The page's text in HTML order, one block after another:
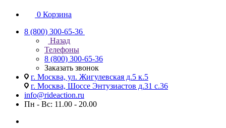
0 Корзина
8 (800) 300-65-36
Назад
Телефоны
8 (800) 300-65-36
Заказать звонок
г. Москва, ул. Жигулевская д.5 к.5
г. Москва, Шоссе Энтузиастов д.31 с.36
info@rideaction.ru
Пн - Вс: 11.00 - 20.00